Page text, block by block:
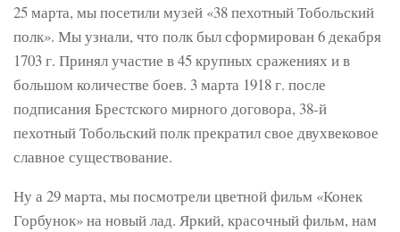
25 марта, мы посетили музей «38 пехотный Тобольский
полк». Мы узнали, что полк был сформирован 6 декабря
1703 г. Принял участие в 45 крупных сражениях и в
большом количестве боев. 3 марта 1918 г. после
подписания Брестского мирного договора, 38-й
пехотный Тобольский полк прекратил свое двухвековое
славное существование.
Ну а 29 марта, мы посмотрели цветной фильм «Конек
Горбунок» на новый лад. Яркий, красочный фильм, нам